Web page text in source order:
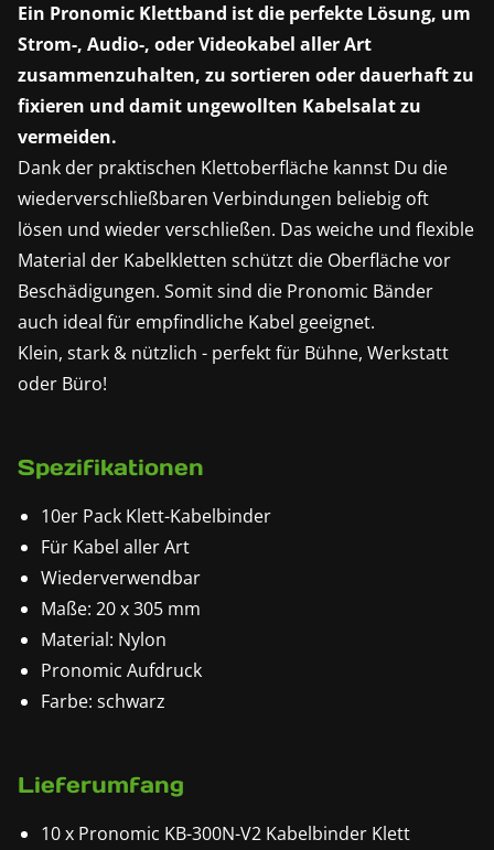
Ein Pronomic Klettband ist die perfekte Lösung, um
Strom-, Audio-, oder Videokabel aller Art
zusammenzuhalten, zu sortieren oder dauerhaft zu
fixieren und damit ungewollten Kabelsalat zu
vermeiden.
Dank der praktischen Klettoberfläche kannst Du die
wiederverschließbaren Verbindungen beliebig oft
lösen und wieder verschließen. Das weiche und flexible
Material der Kabelkletten schützt die Oberfläche vor
Beschädigungen. Somit sind die Pronomic Bänder
auch ideal für empfindliche Kabel geeignet.
Klein, stark & nützlich - perfekt für Bühne, Werkstatt
oder Büro!
Spezifikationen
10er Pack Klett-Kabelbinder
Für Kabel aller Art
Wiederverwendbar
Maße: 20 x 305 mm
Material: Nylon
Pronomic Aufdruck
Farbe: schwarz
Lieferumfang
10 x Pronomic KB-300N-V2 Kabelbinder Klett